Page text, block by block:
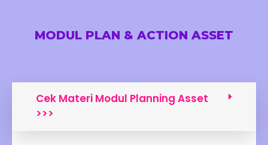
MODUL PLAN & ACTION ASSET
Cek Materi Modul Planning Asset
>>>